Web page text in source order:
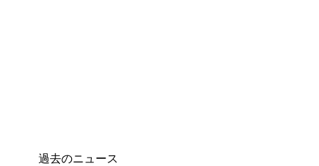
過去のニュース